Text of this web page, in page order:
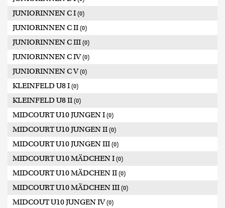
JUNIORINNEN C I (0)
JUNIORINNEN C II (0)
JUNIORINNEN C III (0)
JUNIORINNEN C IV(0)
JUNIORINNEN C V(0)
KLEINFELD U8 I (0)
KLEINFELD U8 II (0)
MIDCOURT U10 JUNGEN I (0)
MIDCOURT U10 JUNGEN II (0)
MIDCOURT U10 JUNGEN III (0)
MIDCOURT U10 MÄDCHEN I (0)
MIDCOURT U10 MÄDCHEN II (0)
MIDCOURT U10 MÄDCHEN III (0)
MIDCOUT U10 JUNGEN IV(0)